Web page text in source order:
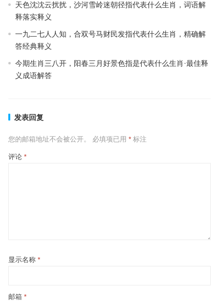
天色沈沈云扰扰，沙河雪岭迷朝径指代表什么生肖，词语解
释落实释义
一九二七人人知，合双号马财民发指代表什么生肖，精确解
答经典释义
今期生肖三八开，阳春三月好景色指是代表什么生肖·最佳释
义成语解答
发表回复
您的邮箱地址不会被公开。 必填项已用 *标注
评论 *
显示名称 *
邮箱 *